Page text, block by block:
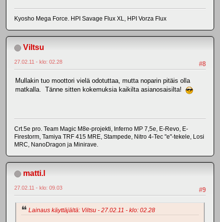
Kyosho Mega Force. HPI Savage Flux XL, HPI Vorza Flux
Viltsu
#8
27.02.11 - klo: 02.28
Mullakin tuo moottori vielä odotuttaa, mutta noparin pitäis olla
matkalla. Tänne sitten kokemuksia kaikilta asianosaisilta!
Crt.5e pro. Team Magic M8e-projekti, Inferno MP 7,5e, E-Revo, E-
Firestorm, Tamiya TRF 415 MRE, Stampede, Nitro 4-Tec "e"-tekele, Losi
MRC, NanoDragon ja Minirave.
matti.l
#9
27.02.11 - klo: 09.03
Lainaus käyttäjältä: Viltsu - 27.02.11 - klo: 02.28